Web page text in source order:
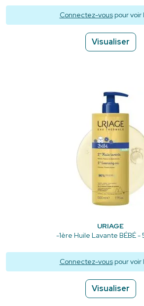
Connectez-vouspour voir
Visualiser
URIAGE
-1ère Huile Lavante BÉBÉ -
Connectez-vouspour voir
Visualiser